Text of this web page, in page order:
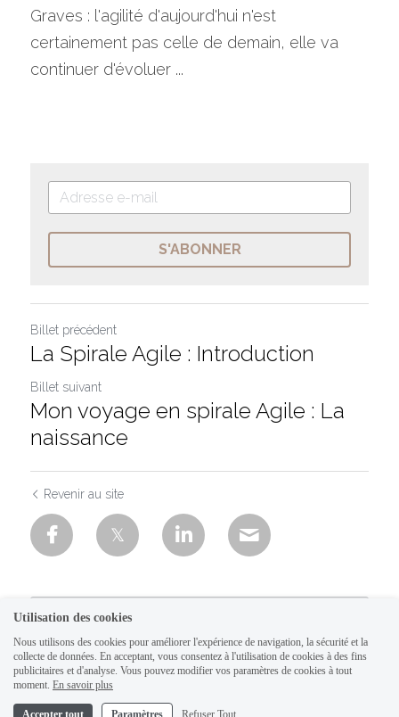
Graves : l'agilité d'aujourd'hui n'est
certainement pas celle de demain, elle va
continuer d'évoluer ...
S'ABONNER
Billet précédent
La Spirale Agile : Introduction
Billet suivant
Mon voyage en spirale Agile : La
naissance
Revenir au site
Utilisation des cookies
Nous utilisons des cookies pour améliorer l'expérience de navigation, la sécurité et la
collecte de données. En acceptant, vous consentez à l'utilisation de cookies à des fins
publicitaires et d'analyse. Vous pouvez modifier vos paramètres de cookies à tout
moment. En savoir plus
Accepter tout Paramètres Refuser Tout